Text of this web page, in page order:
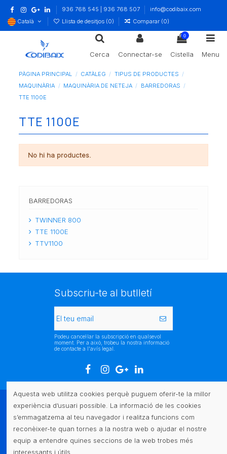
936 768 545 | 936 768 507
info@codibaix.com
Català
Llista de desitjos (0) Comparar (0)
Cerca Connectar-se
0
Cistella Menu
PÀGINA PRINCIPAL CATÀLEG
TIPUS DE PRODUCTES
MAQUINÀRIA
MAQUINÀRIA DE NETEJA
BARREDORAS
TTE 1100E
TTE 1100E
No hi ha productes.
BARREDORAS
TWINNER 800
TTE 1100E
TTV1100
Subscriu-te al butlletí
Podeu cancel·lar la subscripció en qualsevol
moment. Per a això, trobeu la nostra informació
de contacte a l'avís legal.
Atenció al client
Legal
Aquesta web utilitza cookies perquè puguem oferir-te la millor
experiència d’usuari possible. La informació de les cookies
s’emmagatzema al teu navegador i realitza funcions com
reconèixer-te quan tornes a la nostra web o ajudar el nostre
equip a entendre quines seccions de la web trobes més
interessants i útils.